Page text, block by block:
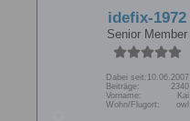
idefix-1972
Senior Member
Dabei seit: 10.06.2007
Beiträge:
2340
Vorname:
Kai
Wohn/Flugort:
owl